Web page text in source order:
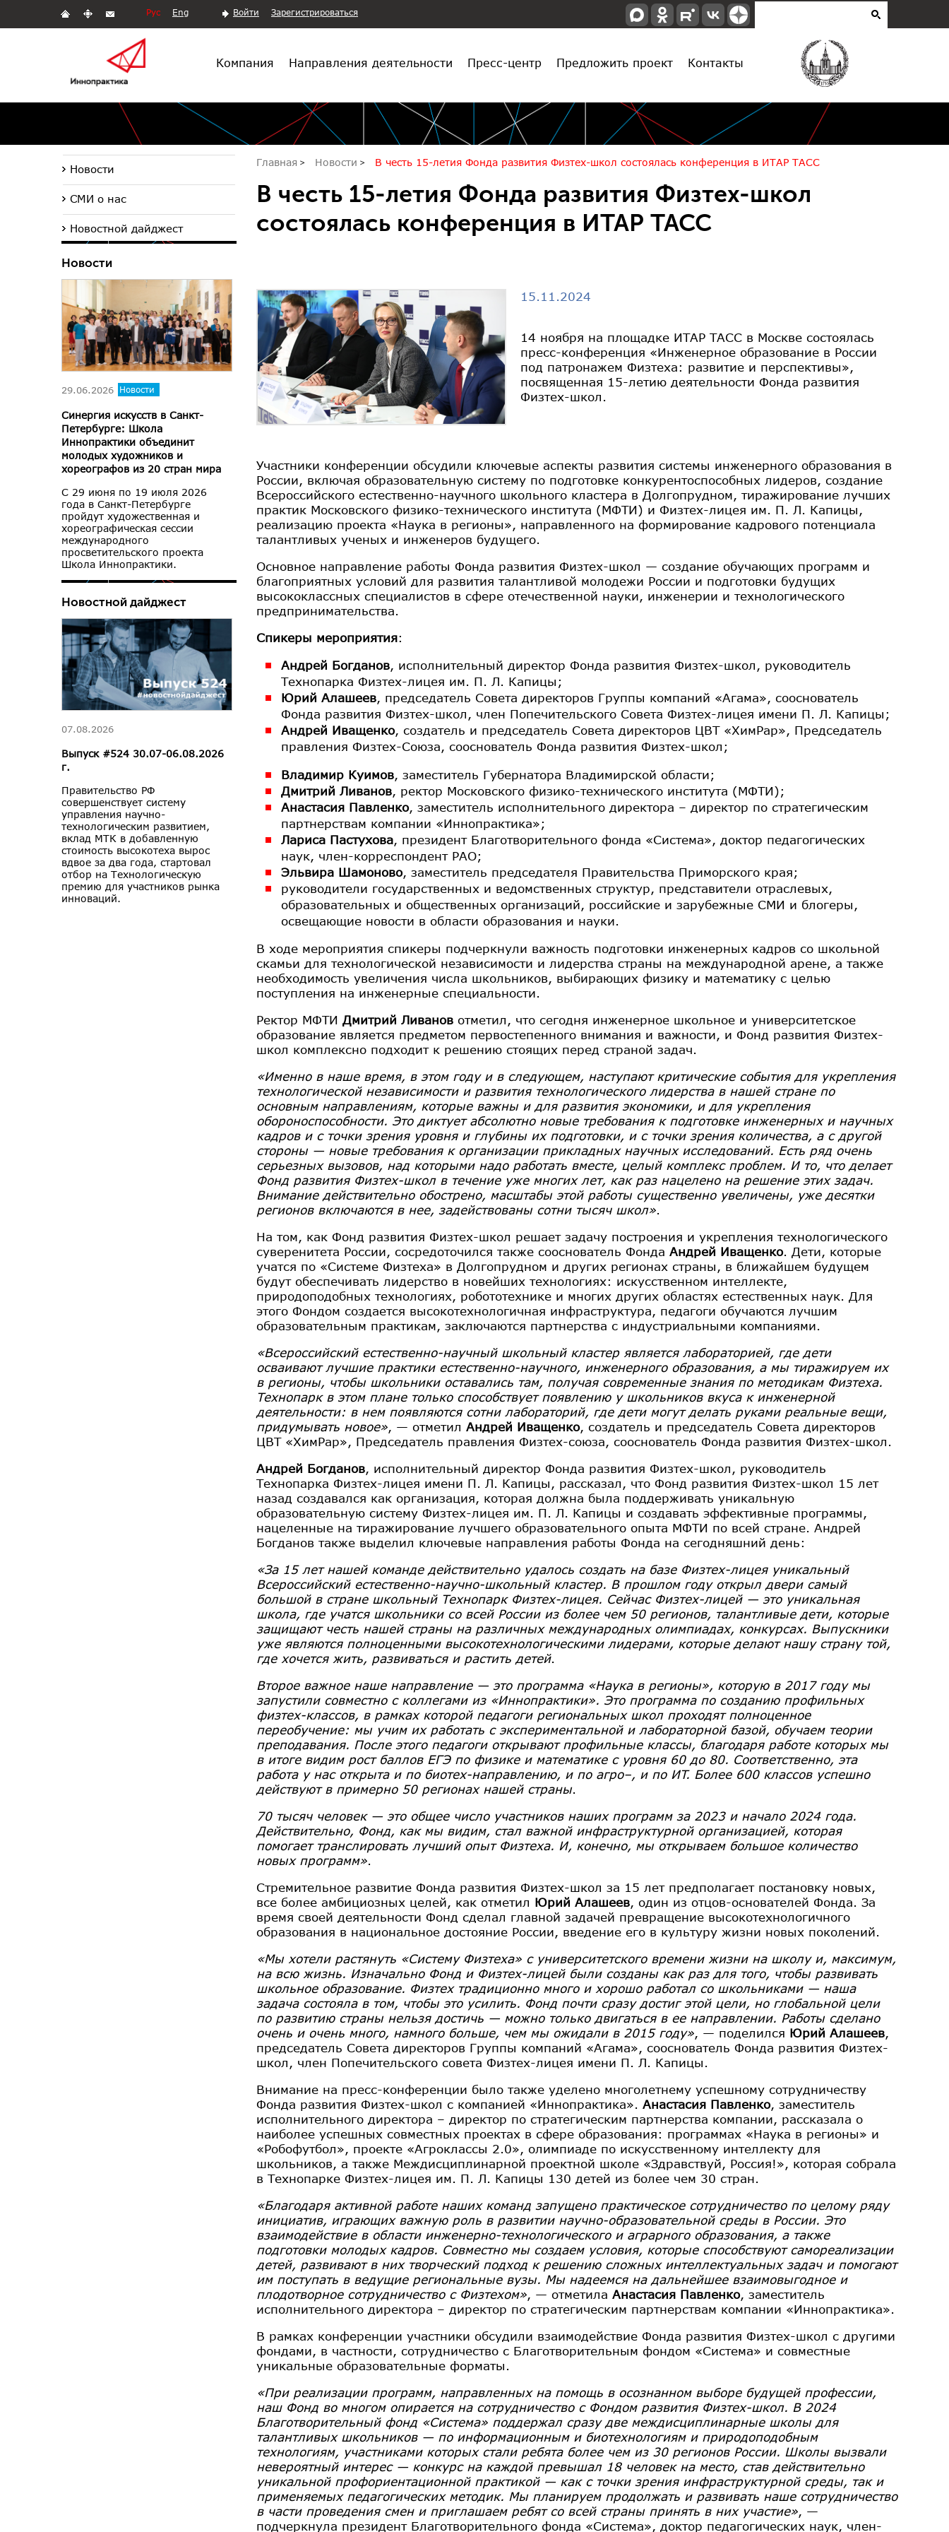
Рус Eng Войти Зарегистрироваться
Компания Направления деятельности Пресс-центр Предложить проект Контакты
Главная Новости В честь 15-летия Фонда развития Физтех-школ состоялась конференция в ИТАР ТАСС
В честь 15-летия Фонда развития Физтех-школ
состоялась конференция в ИТАР ТАСС
15.11.2024
14 ноября на площадке ИТАР ТАСС в Москве состоялась
пресс-конференция «Инженерное образование в России
под патронажем Физтеха: развитие и перспективы»,
посвященная 15-летию деятельности Фонда развития
Физтех-школ.
Участники конференции обсудили ключевые аспекты развития системы инженерного образования в
России, включая образовательную систему по подготовке конкурентоспособных лидеров, создание
Всероссийского естественно-научного школьного кластера в Долгопрудном, тиражирование лучших
практик Московского физико-технического института (МФТИ) и Физтех-лицея им. П. Л. Капицы,
реализацию проекта «Наука в регионы», направленного на формирование кадрового потенциала
талантливых ученых и инженеров будущего.
Основное направление работы Фонда развития Физтех-школ — создание обучающих программ и
благоприятных условий для развития талантливой молодежи России и подготовки будущих
высококлассных специалистов в сфере отечественной науки, инженерии и технологического
предпринимательства.
Спикеры мероприятия:
Андрей Богданов, исполнительный директор Фонда развития Физтех-школ, руководитель
Технопарка Физтех-лицея им. П. Л. Капицы;
Юрий Алашеев, председатель Совета директоров Группы компаний «Агама», сооснователь
Фонда развития Физтех-школ, член Попечительского Совета Физтех-лицея имени П. Л. Капицы;
Андрей Иващенко, создатель и председатель Совета директоров ЦВТ «ХимРар», Председатель
правления Физтех-Союза, сооснователь Фонда развития Физтех-школ;
Владимир Куимов, заместитель Губернатора Владимирской области;
Дмитрий Ливанов, ректор Московского физико-технического института (МФТИ);
Анастасия Павленко, заместитель исполнительного директора – директор по стратегическим
партнерствам компании «Иннопрактика»;
Лариса Пастухова, президент Благотворительного фонда «Система», доктор педагогических
наук, член-корреспондент РАО;
Эльвира Шамоново, заместитель председателя Правительства Приморского края;
руководители государственных и ведомственных структур, представители отраслевых,
образовательных и общественных организаций, российские и зарубежные СМИ и блогеры,
освещающие новости в области образования и науки.
В ходе мероприятия спикеры подчеркнули важность подготовки инженерных кадров со школьной
скамьи для технологической независимости и лидерства страны на международной арене, а также
необходимость увеличения числа школьников, выбирающих физику и математику с целью
поступления на инженерные специальности.
Ректор МФТИ Дмитрий Ливановотметил, что сегодня инженерное школьное и университетское
образование является предметом первостепенного внимания и важности, и Фонд развития Физтех-
школ комплексно подходит к решению стоящих перед страной задач.
«Именно в наше время, в этом году и в следующем, наступают критические события для укрепления
технологической независимости и развития технологического лидерства в нашей стране по
основным направлениям, которые важны и для развития экономики, и для укрепления
обороноспособности. Это диктует абсолютно новые требования к подготовке инженерных и научных
кадров и с точки зрения уровня и глубины их подготовки, и с точки зрения количества, а с другой
стороны — новые требования к организации прикладных научных исследований. Есть ряд очень
серьезных вызовов, над которыми надо работать вместе, целый комплекс проблем. И то, что делает
Фонд развития Физтех-школ в течение уже многих лет, как раз нацелено на решение этих задач.
Внимание действительно обострено, масштабы этой работы существенно увеличены, уже десятки
регионов включаются в нее, задействованы сотни тысяч школ».
На том, как Фонд развития Физтех-школ решает задачу построения и укрепления технологического
суверенитета России, сосредоточился также сооснователь Фонда Андрей Иващенко. Дети, которые
учатся по «Системе Физтеха» в Долгопрудном и других регионах страны, в ближайшем будущем
будут обеспечивать лидерство в новейших технологиях: искусственном интеллекте,
природоподобных технологиях, робототехнике и многих других областях естественных наук. Для
этого Фондом создается высокотехнологичная инфраструктура, педагоги обучаются лучшим
образовательным практикам, заключаются партнерства с индустриальными компаниями.
«Всероссийский естественно-научный школьный кластер является лабораторией, где дети
осваивают лучшие практики естественно-научного, инженерного образования, а мы тиражируем их
в регионы, чтобы школьники оставались там, получая современные знания по методикам Физтеха.
Технопарк в этом плане только способствует появлению у школьников вкуса к инженерной
деятельности: в нем появляются сотни лабораторий, где дети могут делать руками реальные вещи,
придумывать новое», — отметил Андрей Иващенко, создатель и председатель Совета директоров
ЦВТ «ХимРар», Председатель правления Физтех-союза, сооснователь Фонда развития Физтех-школ.
Андрей Богданов, исполнительный директор Фонда развития Физтех-школ, руководитель
Технопарка Физтех-лицея имени П. Л. Капицы, рассказал, что Фонд развития Физтех-школ 15 лет
назад создавался как организация, которая должна была поддерживать уникальную
образовательную систему Физтех-лицея им. П. Л. Капицы и создавать эффективные программы,
нацеленные на тиражирование лучшего образовательного опыта МФТИ по всей стране. Андрей
Богданов также выделил ключевые направления работы Фонда на сегодняшний день:
«За 15 лет нашей команде действительно удалось создать на базе Физтех-лицея уникальный
Всероссийский естественно-научно-школьный кластер. В прошлом году открыл двери самый
большой в стране школьный Технопарк Физтех-лицея. Сейчас Физтех-лицей — это уникальная
школа, где учатся школьники со всей России из более чем 50 регионов, талантливые дети, которые
защищают честь нашей страны на различных международных олимпиадах, конкурсах. Выпускники
уже являются полноценными высокотехнологическими лидерами, которые делают нашу страну той,
где хочется жить, развиваться и растить детей.
Второе важное наше направление — это программа «Наука в регионы», которую в 2017 году мы
запустили совместно с коллегами из «Иннопрактики». Это программа по созданию профильных
физтех-классов, в рамках которой педагоги региональных школ проходят полноценное
переобучение: мы учим их работать с экспериментальной и лабораторной базой, обучаем теории
преподавания. После этого педагоги открывают профильные классы, благодаря работе которых мы
в итоге видим рост баллов ЕГЭ по физике и математике с уровня 60 до 80. Соответственно, эта
работа у нас открыта и по биотех-направлению, и по агро–, и по ИT. Более 600 классов успешно
действуют в примерно 50 регионах нашей страны.
70 тысяч человек — это общее число участников наших программ за 2023 и начало 2024 года.
Действительно, Фонд, как мы видим, стал важной инфраструктурной организацией, которая
помогает транслировать лучший опыт Физтеха. И, конечно, мы открываем большое количество
новых программ».
Стремительное развитие Фонда развития Физтех-школ за 15 лет предполагает постановку новых,
все более амбициозных целей, как отметил Юрий Алашеев, один из отцов-основателей Фонда. За
время своей деятельности Фонд сделал главной задачей превращение высокотехнологичного
образования в национальное достояние России, введение его в культуру жизни новых поколений.
«Мы хотели растянуть «Систему Физтеха» с университетского времени жизни на школу и, максимум,
на всю жизнь. Изначально Фонд и Физтех-лицей были созданы как раз для того, чтобы развивать
школьное образование. Физтех традиционно много и хорошо работал со школьниками — наша
задача состояла в том, чтобы это усилить. Фонд почти сразу достиг этой цели, но глобальной цели
по развитию страны нельзя достичь — можно только двигаться в ее направлении. Работы сделано
очень и очень много, намного больше, чем мы ожидали в 2015 году», — поделился Юрий Алашеев,
председатель Совета директоров Группы компаний «Агама», сооснователь Фонда развития Физтех-
школ, член Попечительского совета Физтех-лицея имени П. Л. Капицы.
Внимание на пресс-конференции было также уделено многолетнему успешному сотрудничеству
Фонда развития Физтех-школ с компанией «Иннопрактика». Анастасия Павленко, заместитель
исполнительного директора – директор по стратегическим партнерства компании, рассказала о
наиболее успешных совместных проектах в сфере образования: программах «Наука в регионы» и
«Робофутбол», проекте «Агроклассы 2.0», олимпиаде по искусственному интеллекту для
школьников, а также Междисциплинарной проектной школе «Здравствуй, Россия!», которая собрала
в Технопарке Физтех-лицея им. П. Л. Капицы 130 детей из более чем 30 стран.
«Благодаря активной работе наших команд запущено практическое сотрудничество по целому ряду
инициатив, играющих важную роль в развитии научно-образовательной среды в России. Это
взаимодействие в области инженерно-технологического и аграрного образования, а также
подготовки молодых кадров. Совместно мы создаем условия, которые способствуют самореализации
детей, развивают в них творческий подход к решению сложных интеллектуальных задач и помогают
им поступать в ведущие региональные вузы. Мы надеемся на дальнейшее взаимовыгодное и
плодотворное сотрудничество с Физтехом», — отметила Анастасия Павленко, заместитель
исполнительного директора – директор по стратегическим партнерствам компании «Иннопрактика».
В рамках конференции участники обсудили взаимодействие Фонда развития Физтех-школ с другими
фондами, в частности, сотрудничество с Благотворительным фондом «Система» и совместные
уникальные образовательные форматы.
«При реализации программ, направленных на помощь в осознанном выборе будущей профессии,
наш Фонд во многом опирается на сотрудничество с Фондом развития Физтех-школ. В 2024
Благотворительный фонд «Система» поддержал сразу две междисциплинарные школы для
талантливых школьников — по информационным и биотехнологиям и природоподобным
технологиям, участниками которых стали ребята более чем из 30 регионов России. Школы вызвали
невероятный интерес — конкурс на каждой превышал 18 человек на место, став действительно
уникальной профориентационной практикой — как с точки зрения инфраструктурной среды, так и
применяемых педагогических методик. Мы планируем продолжать и развивать наше сотрудничество
в части проведения смен и приглашаем ребят со всей страны принять в них участие», —
подчеркнула президент Благотворительного фонда «Система», доктор педагогических наук, член-
Новости
СМИ о нас
Новостной дайджест
Новости
29.06.2026 Новости
Синергия искусств в Санкт-
Петербурге: Школа
Иннопрактики объединит
молодых художников и
хореографов из 20 стран мира
С 29 июня по 19 июля 2026
года в Санкт-Петербурге
пройдут художественная и
хореографическая сессии
международного
просветительского проекта
Школа Иннопрактики.
Новостной дайджест
07.08.2026
Выпуск #524 30.07-06.08.2026
г.
Правительство РФ
совершенствует систему
управления научно-
технологическим развитием,
вклад МТК в добавленную
стоимость высокотеха вырос
вдвое за два года, стартовал
отбор на Технологическую
премию для участников рынка
инноваций.